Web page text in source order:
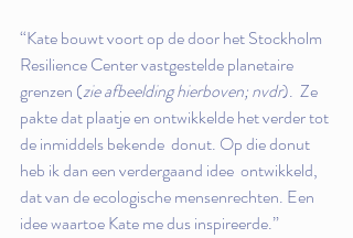
“Kate bouwt voort op de door het Stockholm
Resilience Center vastgestelde planetaire
grenzen (zie afbeelding hierboven; nvdr).  Ze
pakte dat plaatje en ontwikkelde het verder tot
de inmiddels bekende  donut. Op die donut
heb ik dan een verdergaand idee  ontwikkeld,
dat van de ecologische mensenrechten. Een
idee waartoe Kate me dus inspireerde.”